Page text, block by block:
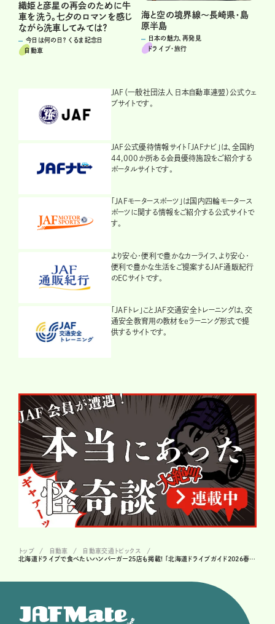
織姫と彦星の再会のために牛
車を洗う。七夕のロマンを感じ
ながら洗車してみては？
今日は何の日？ くるま記念日
自動車
海と空の境界線～長崎県・島
原半島
日本の魅力、再発見
ドライブ･旅行
JAF（一般社団法人 日本自動車連盟）公式ウェ
ブサイトです。
JAF公式優待情報サイト「JAFナビ」は、全国約
44,000か所ある会員優待施設をご紹介する
ポータルサイトです。
「JAFモータースポーツ」は国内四輪モータース
ポーツに関する情報をご紹介する公式サイトで
す。
より安心・便利で豊かなカーライフ、より安心・
便利で豊かな生活をご提案するJAF通販紀行
のECサイトです。
「JAFトレ」ことJAF交通安全トレーニングは、交
通安全教育用の教材をeラーニング形式で提
供するサイトです。
トップ 自動車
自動車交通トピックス
北海道ドライブで食べたいハンバーガー25店も掲載! 「北海道ドライブガイド2026春夏版」無料配布中